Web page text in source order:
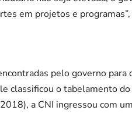
em projetos e
pelo governo
classificou o tabelamento
a CNI ingressou com